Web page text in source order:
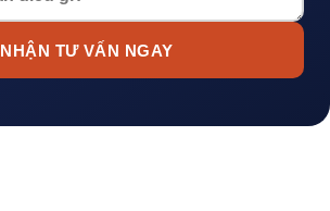
NHẬN TƯ VẤN NGAY